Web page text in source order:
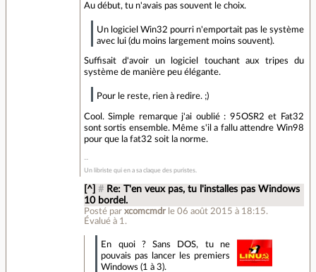
Au début, tu n'avais pas souvent le choix.
Un logiciel Win32 pourri n'emportait pas le système
avec lui (du moins largement moins souvent).
Suffisait d'avoir un logiciel touchant aux tripes du
système de manière peu élégante.
Pour le reste, rien à redire. ;)
Cool. Simple remarque j'ai oublié : 95OSR2 et Fat32
sont sortis ensemble. Même s'il a fallu attendre Win98
pour que la fat32 soit la norme.
Un libriste qui en a sa claque des puristes.
[^] # Re: T'en veux pas, tu l'installes pas Windows
10 bordel.
Posté parxcomcmdr le 06 août 2015 à 18:15.
Évalué à 1 .
En quoi ? Sans DOS, tu ne
pouvais pas lancer les premiers
Windows (1 à 3).